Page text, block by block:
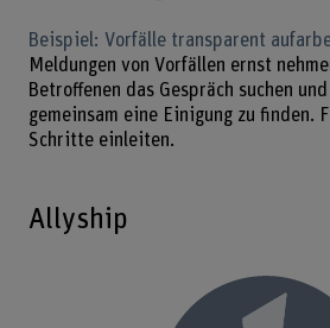
Beispiel: Vorfälle transparent
Meldungen von Vorfällen ernst
Betroffenen das Gespräch suchen
gemeinsam eine Einigung zu finden.
Schritte einleiten.
Allyship